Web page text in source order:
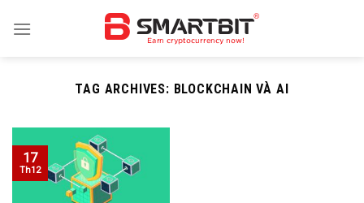
TAG ARCHIVES: BLOCKCHAIN VÀ AI
17
Th12